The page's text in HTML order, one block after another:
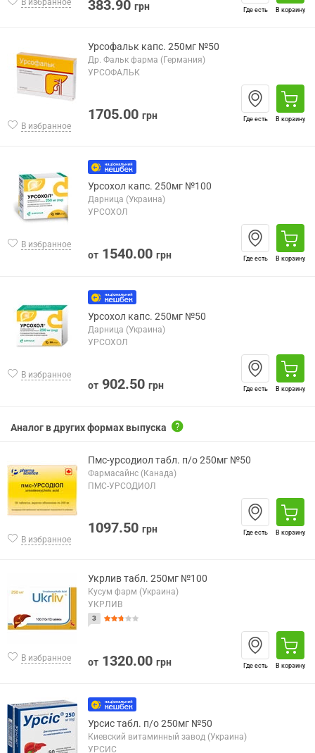
В избранное 383.90 грн Где есть В корзину
В избранное
Урсофальк капс. 250мг №50
Др. Фальк фарма (Германия)
УРСОФАЛЬК
1705.00 грн Где есть В корзину
В избранное
Урсохол капс. 250мг №100
Дарница (Украина)
УРСОХОЛ
от 1540.00 грн Где есть В корзину
В избранное
Урсохол капс. 250мг №50
Дарница (Украина)
УРСОХОЛ
от 902.50 грн Где есть В корзину
Аналог в других формах выпуска
В избранное
Пмс-урсодиол табл. п/о 250мг №50
Фармасайнс (Канада)
ПМС-УРСОДИОЛ
1097.50 грн Где есть В корзину
В избранное
Укрлив табл. 250мг №100
Кусум фарм (Украина)
УКРЛИВ
3
от 1320.00 грн Где есть В корзину
Урсис табл. п/о 250мг №50
Киевский витаминный завод (Украина)
УРСИС